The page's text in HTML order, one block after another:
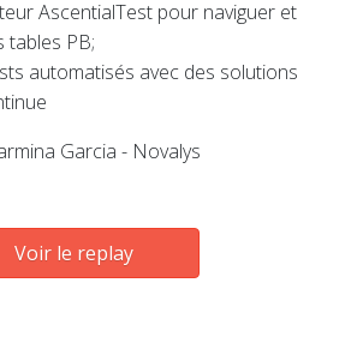
AscentialTest pour naviguer et
tables PB;
automatisés avec des solutions
Garcia - Novalys
Voir le replay